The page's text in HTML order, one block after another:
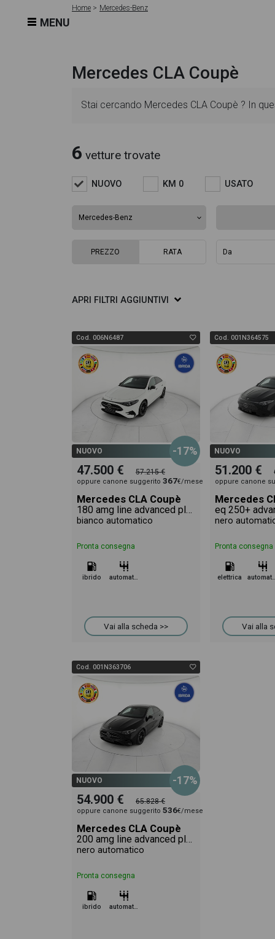
MENU
Home Mercedes-Benz
Mercedes CLA Coupè
Stai cercando Mercedes CLA Coupè ? In
troverai anche il listino prezzi, eventuale
6 vetture trovate
NUOVO KM 0 USATO
PREZZO RATA
APRI FILTRI AGGIUNTIVI
Cod. 006N6487
NUOVO -17%
47.500 € 57.215 €
oppure canone suggerito 367€/mese
Mercedes CLA Coupè
180 amg line advanced plus auto
bianco automatico
Pronta consegna
ibrido automatico
Vai alla scheda >>
Cod. 001N364575
NUOVO
51.200 €
oppure canone
Mercedes
eq 250+
nero
Pronta consegna
elettrica automatico
Vai alla
Cod. 001N363706
NUOVO -17%
54.900 € 65.828 €
oppure canone suggerito 536€/mese
Mercedes CLA Coupè
nero automatico
Pronta consegna
ibrido automatico